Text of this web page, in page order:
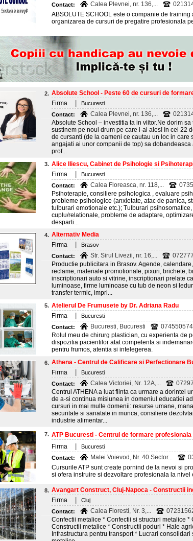
Contact:
Calea Plevnei, nr. 136,...
ABSOLUTE SCHOOL este o companie de
organizarea de cursuri de pregatire profesionala
2. Absolute School - Peste 60 de cursuri de
Firma
Bucuresti
Contact:
Calea Plevnei, nr. 136,...
Absolute School – investitia ta in viitor.Ne dorim
sustinem pe noul drum pe care l-ai ales! In cei 22
de cursanti (de la oameni ce cautau un loc in
angajati ai unor companii de top) sa
prof...
3. Alice Iliescu, Cabinet de Psihologie si
Firma
Bucuresti
Contact:
Calea Floreasca, nr. 118,...
Psihoterapie, consiliere psihologica , evaluare
probleme psihologice (anxietate, atac de panica,
tulburari emotionale etc.); Tulburari
cuplu/relationale, probleme de adaptare,
desparti...
4. Alternativ Media
Firma
Brasov
Contact:
Str. Sirul Livezii, nr. 16,...
Productie publicitara in Brasov. Agende,
reclame, materiale promotionale, pixuri, brichete,
inscriptionari auto si vitrine, inscriptionari prelate
luminoase, firme luminoase cu tub de neon si
transfer termic, impri...
5. Atelierul De Frumusete by Dr. Adriana Radu
Firma
Bucuresti
Contact:
Bucuresti, Bucuresti
Rolul meu de chirurg plastician, cu experienta de
dispozitia pacientilor atat competenta si
pentru frumos, atentia si intelegerea.
6. Athena - Centrul de Calificare si Perfectionare
Firma
Bucuresti
Contact:
Calea Victoriei, Nr. 12A,...
Centrul ATHENA a luat fiinta ca urmare a dorintei
de a-si continua misiunea in domeniul educatiei
cursuri in mai multe domenii: resurse umane,
securitate si sanatate in munca, consiliere
industrie alimentar...
7. ATP Bucuresti - Centrul de formare profesionala
Firma
Bucuresti
Contact:
Matei Voievod, Nr. 40 Sector...
Cursurile ATP sunt create pornind de la nevoi si
si ofera instruire si dezvoltare profesionala la nivel
8. Avangart Construct, Cluj-Napoca - Constructii
Firma
Cluj
Contact:
Calea Floresti, Nr. 3,...
Confectii metalice * Confectii si structuri metalice
Constructii metalice * Constructii poduri * Hale
Infrastructura pentru transport * Lucrari